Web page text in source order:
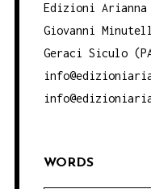
Edizioni
Giovanni
Geraci Siculo
WORDS